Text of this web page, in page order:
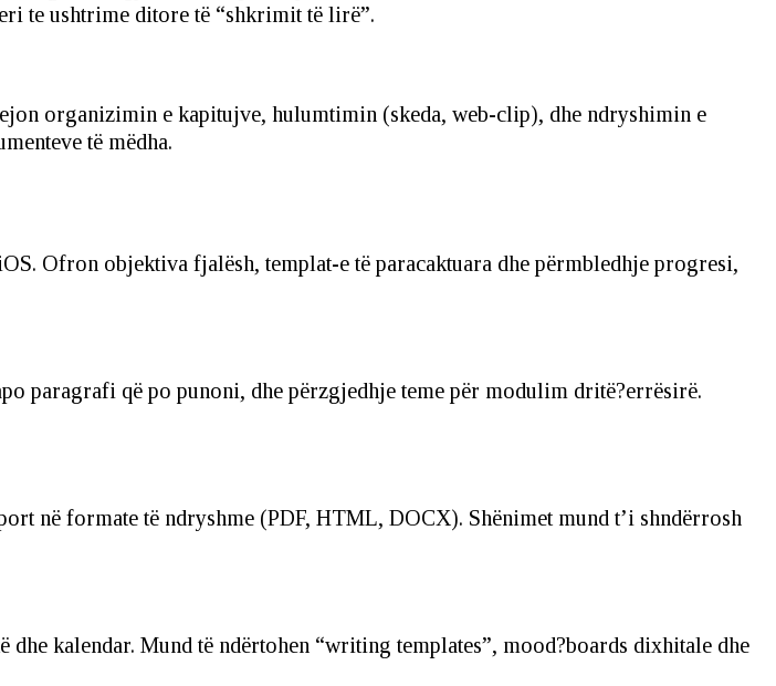
te ushtrime ditore të “shkrimit të lirë”.
organizimin e kapitujve, hulumtimin (skeda, web-clip), dhe ndryshimin e
të mëdha.
Ofron objektiva fjalësh, templat-e të paracaktuara dhe përmbledhje progresi,
paragrafi që po punoni, dhe përzgjedhje teme për modulim dritë?errësirë.
në formate të ndryshme (PDF, HTML, DOCX). Shënimet mund t’i shndërrosh
kalendar. Mund të ndërtohen “writing templates”, mood?boards dixhitale dhe